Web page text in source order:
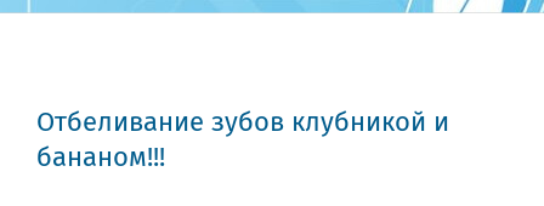
Отбеливание зубов клубникой и
бананом!!!